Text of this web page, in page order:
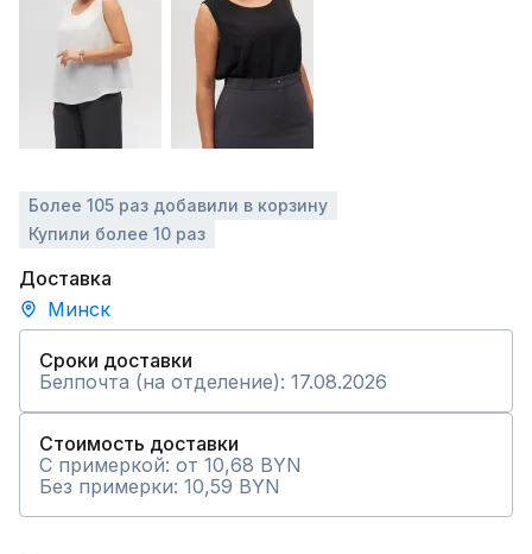
Более 105 раз добавили в корзину
Купили более 10 раз
Доставка
Минск
Сроки доставки
Белпочта (на отделение): 17.08.2026
Стоимость доставки
С примеркой: от 10,68 BYN
Без примерки: 10,59 BYN